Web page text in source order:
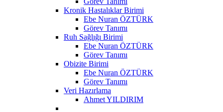
Kronik Hastalıklar Birimi
Ebe Nuran ÖZTÜRK
Görev Tanımı
Ruh Sağlığı Birimi
Ebe Nuran ÖZTÜRK
Görev Tanımı
Obizite Birimi
Ebe Nuran ÖZTÜRK
Görev Tanımı
Veri Hazırlama
Ahmet YILDIRIM